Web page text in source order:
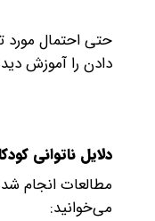
حتی احتمال مورد
دادن را آموزش
دلایل ناتوانی
مطالعات انجام
می‌خوانید: